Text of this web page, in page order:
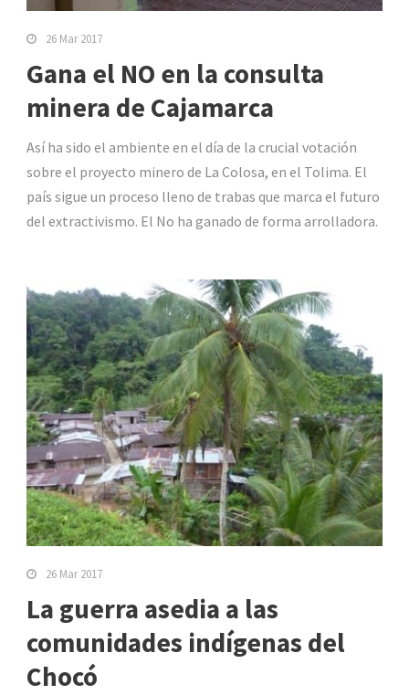
26 Mar 2017
Gana el NO en la consulta
minera de Cajamarca
Así ha sido el ambiente en el día de la crucial votación
sobre el proyecto minero de La Colosa, en el Tolima. El
país sigue un proceso lleno de trabas que marca el futuro
del extractivismo. El No ha ganado de forma arrolladora.
26 Mar 2017
La guerra asedia a las
comunidades indígenas del
Chocó